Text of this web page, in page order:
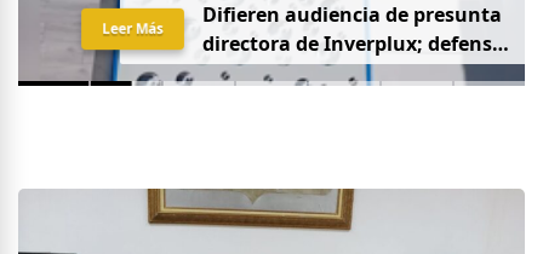
Difieren audiencia de presunta
directora deInverplux; defensa
pidequeseaprivadaysin
Leer Más